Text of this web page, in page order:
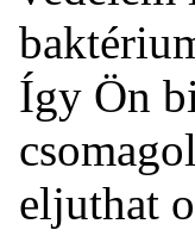
Így Ön
eljuthat